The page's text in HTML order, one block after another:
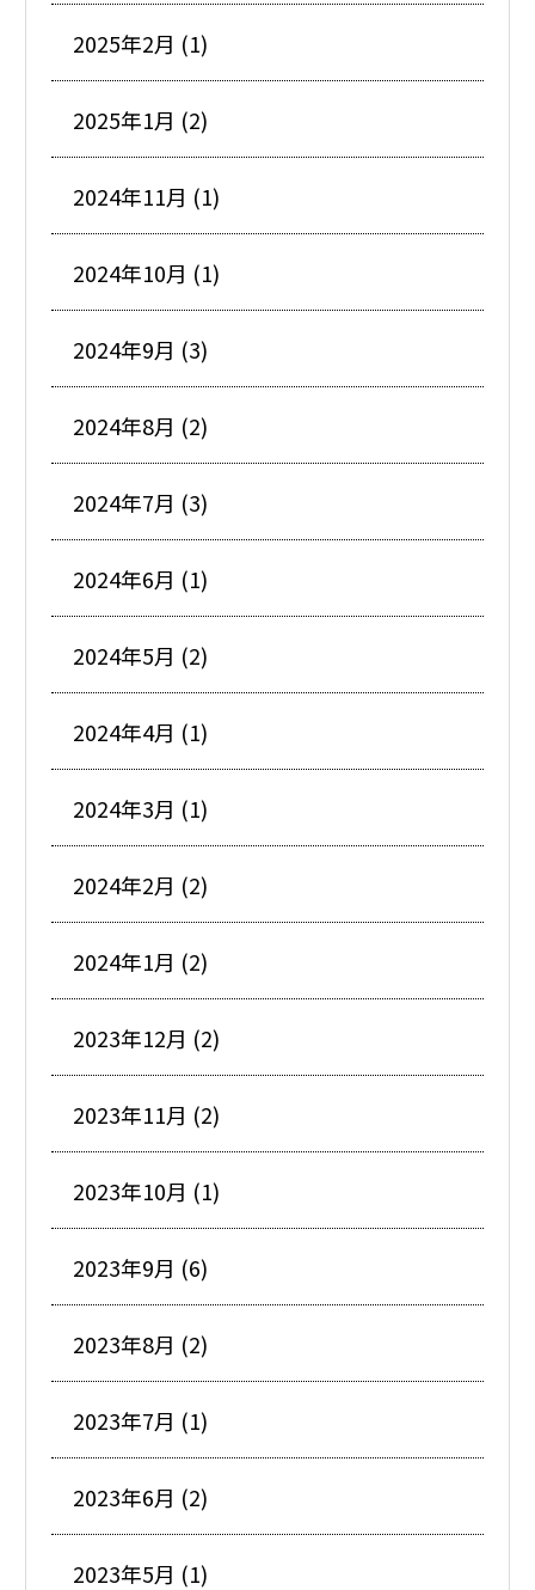
2025年2月 (1)
2025年1月 (2)
2024年11月 (1)
2024年10月 (1)
2024年9月 (3)
2024年8月 (2)
2024年7月 (3)
2024年6月 (1)
2024年5月 (2)
2024年4月 (1)
2024年3月 (1)
2024年2月 (2)
2024年1月 (2)
2023年12月 (2)
2023年11月 (2)
2023年10月 (1)
2023年9月 (6)
2023年8月 (2)
2023年7月 (1)
2023年6月 (2)
2023年5月 (1)